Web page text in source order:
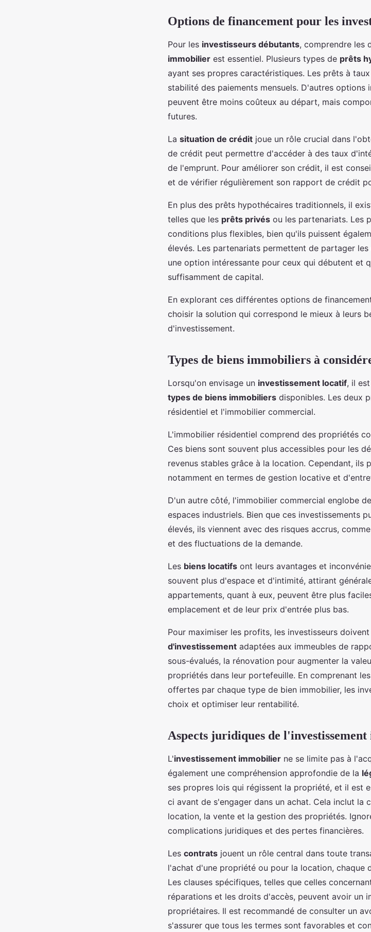
Options de financement pour les
Pour les investisseurs débutants, comprendre les
immobilier est essentiel. Plusieurs types de prêts
ayant ses propres caractéristiques. Les prêts à
stabilité des paiements mensuels. D'autres options
peuvent être moins coûteux au départ, mais
futures.
La situation de crédit joue un rôle crucial dans
de crédit peut permettre d'accéder à des taux
de l'emprunt. Pour améliorer son crédit, il est
et de vérifier régulièrement son rapport de crédit
En plus des prêts hypothécaires traditionnels, il
telles que les prêts privés ou les partenariats. Les
conditions plus flexibles, bien qu'ils puissent
élevés. Les partenariats permettent de partager
une option intéressante pour ceux qui débutent et
suffisamment de capital.
En explorant ces différentes options de
choisir la solution qui correspond le mieux à leurs
d'investissement.
Types de biens immobiliers à
Lorsqu'on envisage un investissement locatif, il
types de biens immobiliers disponibles. Les deux
résidentiel et l'immobilier commercial.
L'immobilier résidentiel comprend des propriétés
Ces biens sont souvent plus accessibles pour les
revenus stables grâce à la location. Cependant, ils
notamment en termes de gestion locative et
D'un autre côté, l'immobilier commercial englobe
espaces industriels. Bien que ces investissements
élevés, ils viennent avec des risques accrus,
et des fluctuations de la demande.
Les biens locatifs ont leurs avantages et
souvent plus d'espace et d'intimité, attirant
appartements, quant à eux, peuvent être plus
emplacement et de leur prix d'entrée plus bas.
Pour maximiser les profits, les investisseurs
d'investissement adaptées aux immeubles de
sous-évalués, la rénovation pour augmenter la
propriétés dans leur portefeuille. En comprenant
offertes par chaque type de bien immobilier, les
choix et optimiser leur rentabilité.
Aspects juridiques de
L'investissement immobilier ne se limite pas à
également une compréhension approfondie de la
ses propres lois qui régissent la propriété, et il est
ci avant de s'engager dans un achat. Cela inclut la
location, la vente et la gestion des propriétés.
complications juridiques et des pertes financières.
Les contrats jouent un rôle central dans toute
l'achat d'une propriété ou pour la location, chaque
Les clauses spécifiques, telles que celles
réparations et les droits d'accès, peuvent avoir un
propriétaires. Il est recommandé de consulter un
s'assurer que tous les termes sont favorables et